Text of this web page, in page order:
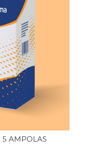
5 AMPOLAS